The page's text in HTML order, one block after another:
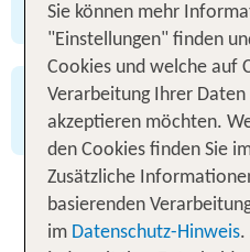
✅ attraktives Preis-
✅ 24/7 Service
✅ bewährte TUI Qualität
Urlaub mit
Sie können mehr
"Einstellungen" finden
Cookies und welche auf
Verarbeitung Ihrer
akzeptieren möchten.
den Cookies finden Sie
Zusätzliche
basierenden
im Datenschutz-Hinweis.